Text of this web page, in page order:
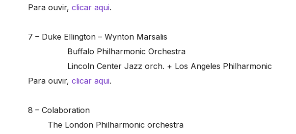
Para ouvir, clicar aqui.
7 – Duke Ellington – Wynton Marsalis
Buffalo Philharmonic Orchestra
Lincoln Center Jazz orch. + Los Angeles Philharmonic
Para ouvir, clicar aqui.
8 – Colaboration
The London Philharmonic orchestra